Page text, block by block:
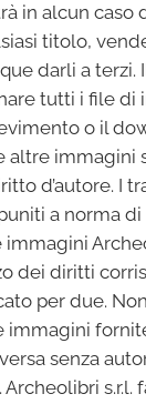
in alcun caso
titolo,
darli a terzi.
tutti i file di
o il
altre immagini
d’autore. I
a norma di
dei diritti
per due.
immagini
senza
s.r.l.